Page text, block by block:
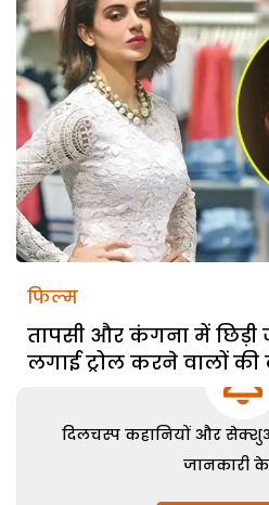
फिल्म
तापसी और कंगना में छिड़ी
लगाई ट्रोल करने वालों
दिलचस्प कहानियों और
जानकारी